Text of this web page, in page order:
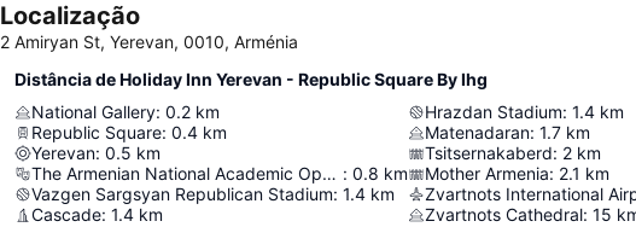
Localização
2 Amiryan St, Yerevan, 0010, Arménia
Distância de Holiday Inn Yerevan - Republic Square By Ihg
National Gallery: 0.2 km
Republic Square: 0.4 km
Yerevan: 0.5 km
The Armenian National Academic Opera & Ballet Theatre : 0.8 km
Vazgen Sargsyan Republican Stadium: 1.4 km
Cascade: 1.4 km
Hrazdan Stadium: 1.4 km
Matenadaran: 1.7 km
Tsitsernakaberd: 2 km
Mother Armenia: 2.1 km
Zvartnots International
Zvartnots Cathedral: 15